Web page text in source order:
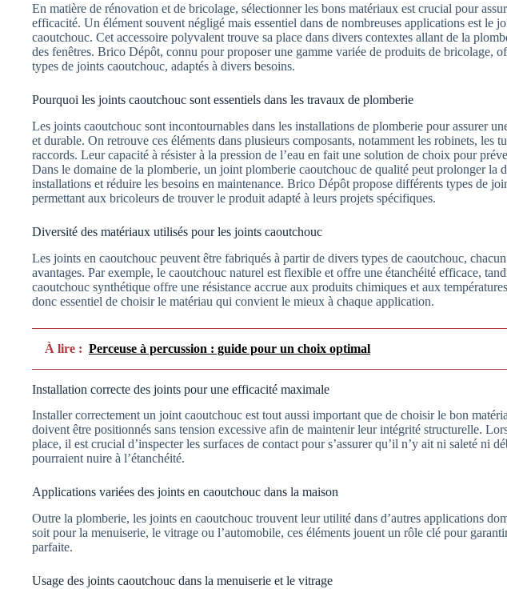
En matière de rénovation et de bricolage, sélectionner les bons matériaux est crucial pour
efficacité. Un élément souvent négligé mais essentiel dans de nombreuses applications est le
caoutchouc. Cet accessoire polyvalent trouve sa place dans divers contextes allant de la
des fenêtres. Brico Dépôt, connu pour proposer une gamme variée de produits de bricolage,
types de joints caoutchouc, adaptés à divers besoins.
Pourquoi les joints caoutchouc sont essentiels dans les travaux de plomberie
Les joints caoutchouc sont incontournables dans les installations de plomberie pour assurer
et durable. On retrouve ces éléments dans plusieurs composants, notamment les robinets, les
raccords. Leur capacité à résister à la pression de l’eau en fait une solution de choix pour
Dans le domaine de la plomberie, un joint plomberie caoutchouc de qualité peut prolonger la
installations et réduire les besoins en maintenance. Brico Dépôt propose différents types de
permettant aux bricoleurs de trouver le produit adapté à leurs projets spécifiques.
Diversité des matériaux utilisés pour les joints caoutchouc
Les joints en caoutchouc peuvent être fabriqués à partir de divers types de caoutchouc,
avantages. Par exemple, le caoutchouc naturel est flexible et offre une étanchéité efficace,
caoutchouc synthétique offre une résistance accrue aux produits chimiques et aux
donc essentiel de choisir le matériau qui convient le mieux à chaque application.
À lire : Perceuse à percussion : guide pour un choix optimal
Installation correcte des joints pour une efficacité maximale
Installer correctement un joint caoutchouc est tout aussi important que de choisir le bon
doivent être positionnés sans tension excessive afin de maintenir leur intégrité structurelle.
place, il est crucial d’inspecter les surfaces de contact pour s’assurer qu’il n’y ait ni saleté ni
pourraient nuire à l’étanchéité.
Applications variées des joints en caoutchouc dans la maison
Outre la plomberie, les joints en caoutchouc trouvent leur utilité dans d’autres applications
soit pour la menuiserie, le vitrage ou l’automobile, ces éléments jouent un rôle clé pour
parfaite.
Usage des joints caoutchouc dans la menuiserie et le vitrage